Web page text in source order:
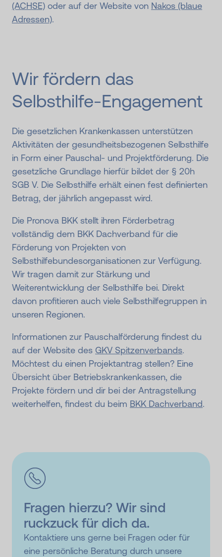
(ACHSE) oder auf der Website von Nakos (blaue
Adressen).
Wir fördern das
Selbsthilfe-Engagement
Die gesetzlichen Krankenkassen unterstützen
Aktivitäten der gesundheitsbezogenen Selbsthilfe
in Form einer Pauschal- und Projektförderung. Die
gesetzliche Grundlage hierfür bildet der § 20h
SGB V. Die Selbsthilfe erhält einen fest definierten
Betrag, der jährlich angepasst wird.
Die Pronova BKK stellt ihren Förderbetrag
vollständig dem BKK Dachverband für die
Förderung von Projekten von
Selbsthilfebundesorganisationen zur Verfügung.
Wir tragen damit zur Stärkung und
Weiterentwicklung der Selbsthilfe bei. Direkt
davon profitieren auch viele Selbsthilfegruppen in
unseren Regionen.
Informationen zur Pauschalförderung findest du
auf der Website des GKV Spitzenverbands.
Möchtest du einen Projektantrag stellen? Eine
Übersicht über Betriebskrankenkassen, die
Projekte fördern und dir bei der Antragstellung
weiterhelfen, findest du beim BKK Dachverband.
Fragen hierzu? Wir sind
ruckzuck für dich da.
Kontaktiere uns gerne bei Fragen oder für
eine persönliche Beratung durch unsere